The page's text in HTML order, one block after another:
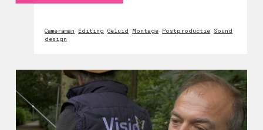
Cameraman Editing Geluid Montage Postproductie Sound
design